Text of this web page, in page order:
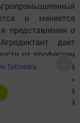
и меняется
представления о
дает
от профессии
больше о том, на
независимость
проекта
Tatmedia